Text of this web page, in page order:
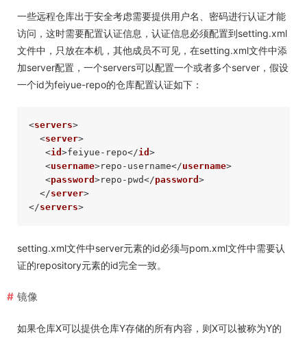
一些远程仓库出于安全考虑需要提供用户名、密码进行认证才能
访问，这时需要配置认证信息，认证信息必须配置到setting.xml
文件中，只放在本机，其他成员不可见，在setting.xml文件中添
加server配置，一个servers可以配置一个或者多个server，假设
一个id为feiyue-repo的仓库配置认证如下：
<servers>
<server>
<id >feiyue-repo</id >
<username>repo-username</username>
<password >repo-pwd</password >
</server>
</servers>
setting.xml文件中server元素的id必须与pom.xml文件中需要认
证的repository元素的id完全一致。
镜像
如果仓库X可以提供仓库Y存储的所有内容，则X可以被称为Y的